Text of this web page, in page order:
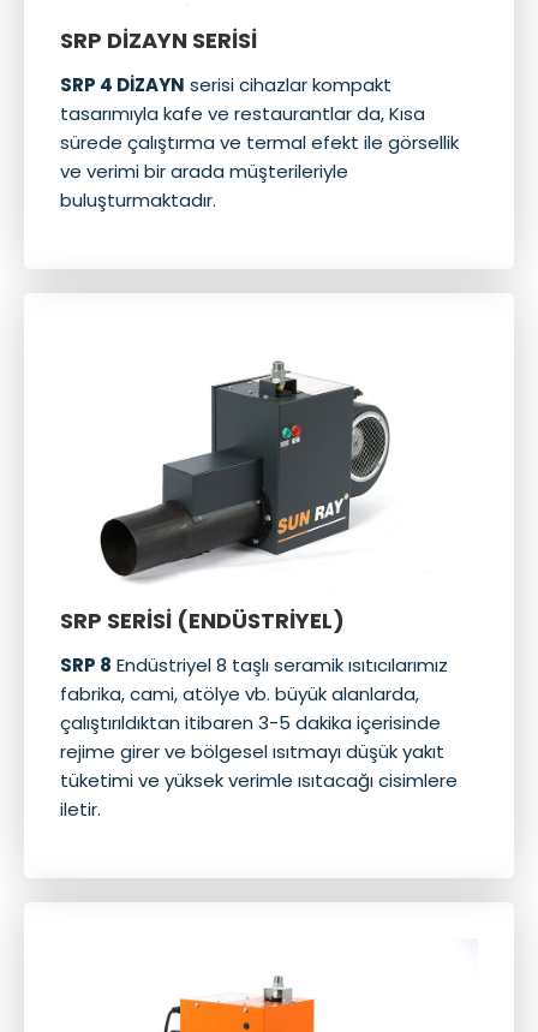
SRP DİZAYN SERİSİ
SRP 4 DİZAYN serisi cihazlar kompakt
tasarımıyla kafe ve restaurantlar da, Kısa
sürede çalıştırma ve termal efekt ile görsellik
ve verimi bir arada müşterileriyle
buluşturmaktadır.
SRP SERİSİ (ENDÜSTRİYEL)
SRP 8 Endüstriyel 8 taşlı seramik ısıtıcılarımız
fabrika, cami, atölye vb. büyük alanlarda,
çalıştırıldıktan itibaren 3-5 dakika içerisinde
rejime girer ve bölgesel ısıtmayı düşük yakıt
tüketimi ve yüksek verimle ısıtacağı cisimlere
iletir.